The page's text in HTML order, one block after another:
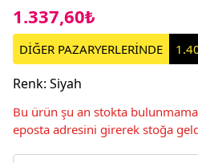
1.337,60₺
DİĞER PAZARYERLERİNDE
Renk: Siyah
Bu ürün şu an stokta
eposta adresini girerek stoğa